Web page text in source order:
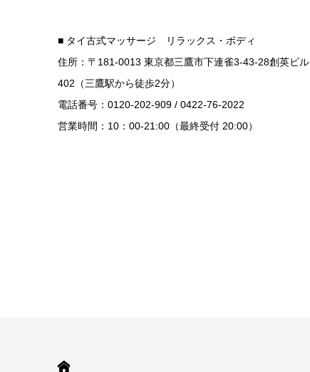
■ タイ古式マッサージ リラックス・ボディ
住所：〒181-0013 東京都三鷹市下連雀3-43-28創英ビル
402（三鷹駅から徒歩2分）
電話番号：0120-202-909 / 0422-76-2022
営業時間：10：00-21:00（最終受付 20:00）